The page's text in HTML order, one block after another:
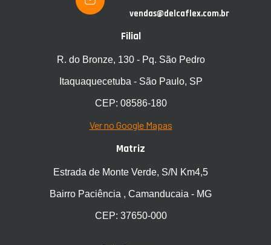
vendas@delcaflex.com.br
Filial
R. do Bronze, 130 - Pq. São Pedro
Itaquaquecetuba - São Paulo, SP
CEP: 08586-180
Ver no Google Mapas
Matriz
Estrada de Monte Verde, S/N Km4,5
Bairro Paciência , Camanducaia - MG
CEP: 37650-000